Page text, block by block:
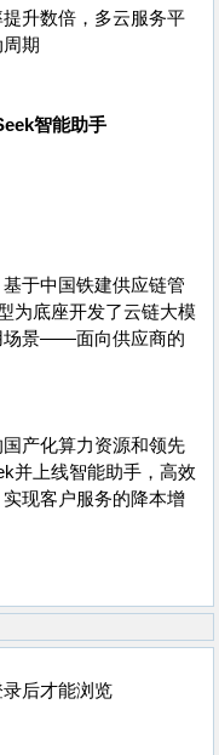
升数倍，多云服务平
期
智能助手
于中国铁建供应链管
为底座开发了云链大模
场景——面向供应商的
产化算力资源和领先
并上线智能助手，高效
现客户服务的降本增
后才能浏览